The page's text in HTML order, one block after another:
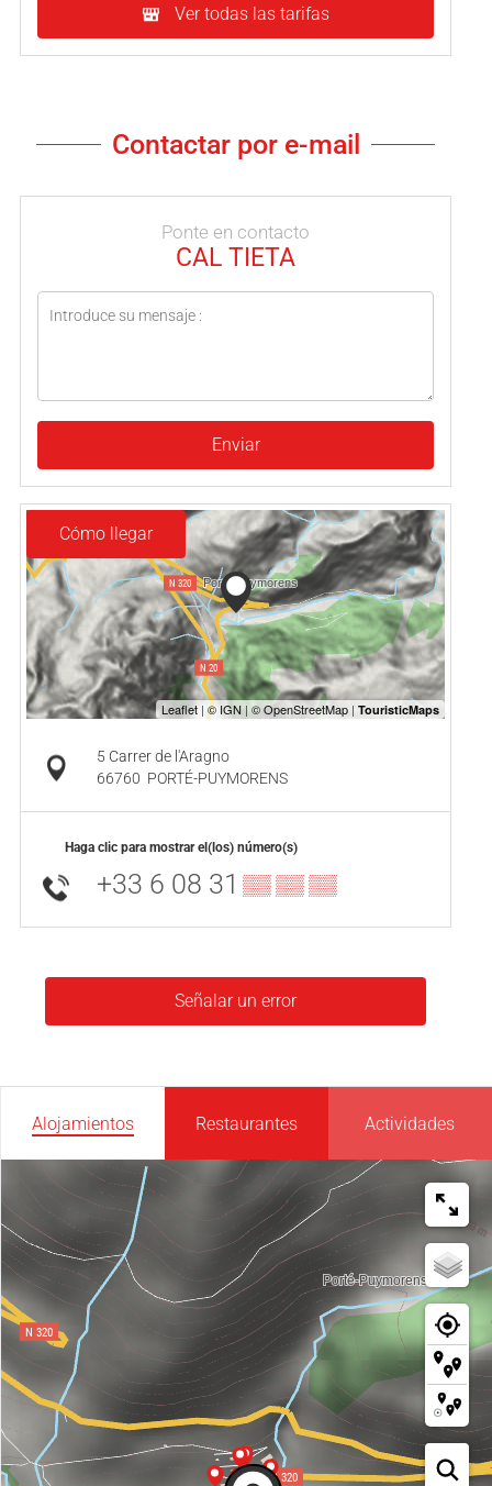
Ver todas las tarifas
Contactar por e-mail
Ponte en contacto
CAL TIETA
Enviar
Cómo llegar
5 Carrer de l'Aragno
66760 PORTÉ-PUYMORENS
Haga clic para mostrar el(los) número(s)
+33 6 08 31 ▒▒ ▒▒ ▒▒
Señalar un error
Alojamientos Restaurantes Actividades